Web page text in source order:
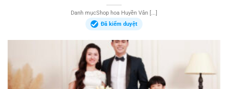
Danh mụcShop hoa Huyền Vân [...]
Đã kiểm duyệt